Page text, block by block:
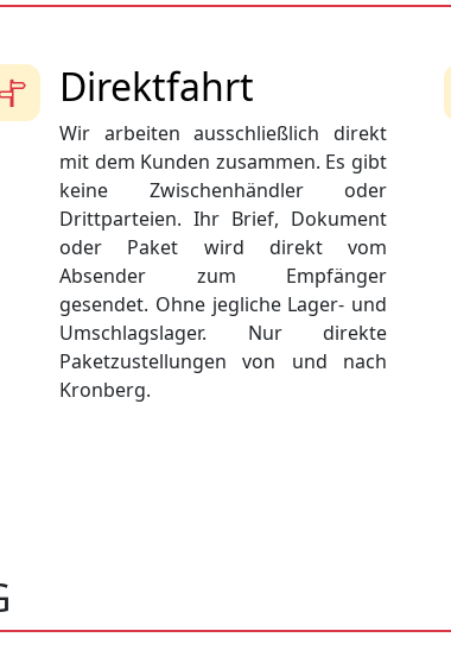
Direktfahrt
Wir arbeiten ausschließlich direkt
mit dem Kunden zusammen. Es gibt
keine Zwischenhändler oder
Drittparteien. Ihr Brief, Dokument
oder Paket wird direkt vom
Absender zum Empfänger
gesendet. Ohne jegliche Lager- und
Umschlagslager. Nur direkte
Paketzustellungen von und nach
Kronberg.